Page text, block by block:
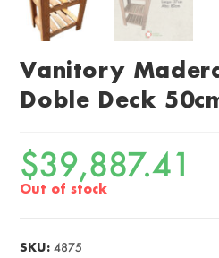
Vanitory
Doble Deck
$39,887.41
Out of stock
SKU:4875